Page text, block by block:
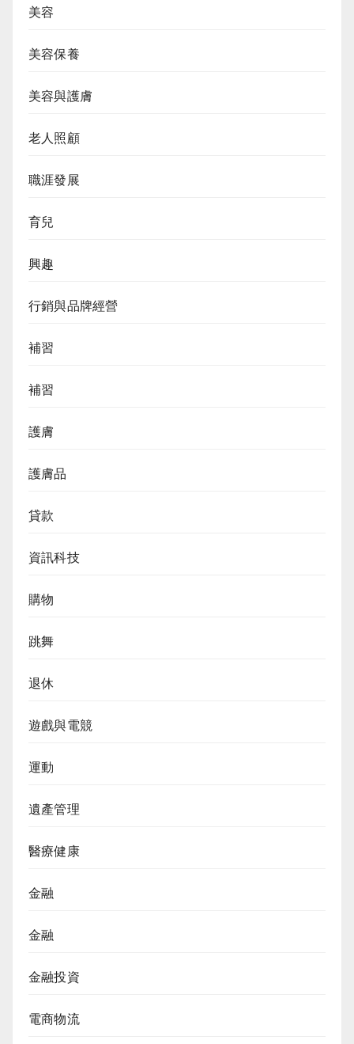
美容
美容保養
美容與護膚
老人照顧
職涯發展
育兒
興趣
行銷與品牌經營
補習
補習
護膚
護膚品
貸款
資訊科技
購物
跳舞
退休
遊戲與電競
運動
遺產管理
醫療健康
金融
金融
金融投資
電商物流